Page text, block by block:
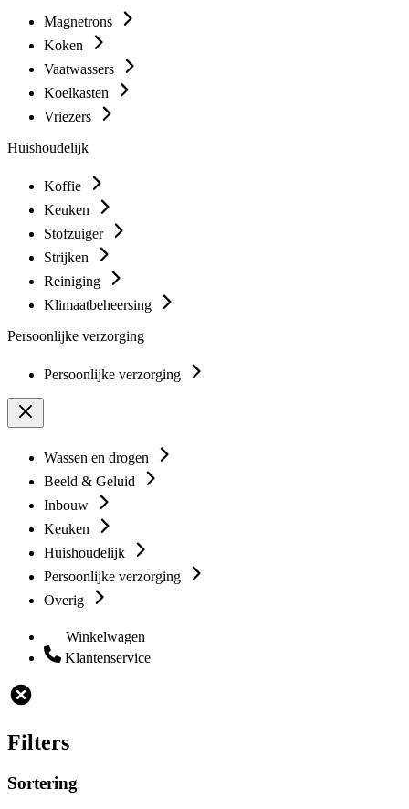
Magnetrons
Koken
Vaatwassers
Koelkasten
Vriezers
Huishoudelijk
Koffie
Keuken
Stofzuiger
Strijken
Reiniging
Klimaatbeheersing
Persoonlijke verzorging
Persoonlijke verzorging
Wassen en drogen
Beeld & Geluid
Inbouw
Keuken
Huishoudelijk
Persoonlijke verzorging
Overig
Winkelwagen
Klantenservice
Filters
Sortering